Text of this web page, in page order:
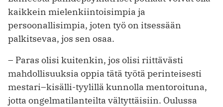
kaikkein mielenkiintoisimpia ja
persoonallisimpia, joten työ on itsessään
palkitsevaa, jos sen osaa.
– Paras olisi kuitenkin, jos olisi riittävästi
mahdollisuuksia oppia tätä työtä perinteisesti
mestari–kisälli-tyylillä kunnolla mentoroituna,
jotta ongelmatilanteilta vältyttäisiin. Oulussa